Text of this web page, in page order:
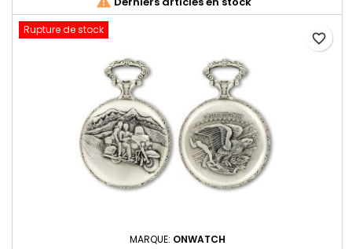
Rupture de stock
MARQUE: ONWATCH
favorite_border